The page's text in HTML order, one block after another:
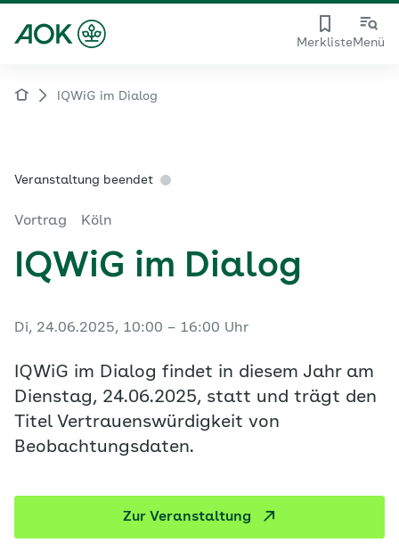
MerklisteMenü
IQWiG im Dialog
Veranstaltung beendet
Vortrag Köln
IQWiG im Dialog
Di, 24.06.2025, 10:00 – 16:00 Uhr
IQWiG im Dialog findet in diesem Jahr am
Dienstag, 24.06.2025, statt und trägt den
Titel Vertrauenswürdigkeit von
Beobachtungsdaten.
Zur Veranstaltung